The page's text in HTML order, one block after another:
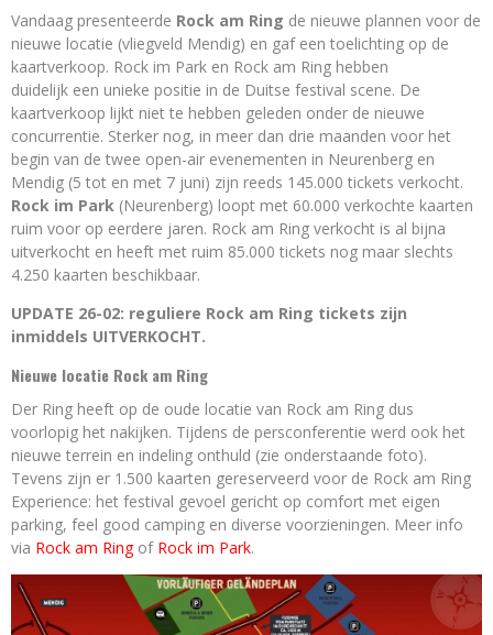
Vandaag presenteerde Rock am Ring de nieuwe plannen voor de
nieuwe locatie (vliegveld Mendig) en gaf een toelichting op de
kaartverkoop. Rock im Park en Rock am Ring hebben
duidelijk een unieke positie in de Duitse festival scene. De
kaartverkoop lijkt niet te hebben geleden onder de nieuwe
concurrentie. Sterker nog, in meer dan drie maanden voor het
begin van de twee open-air evenementen in Neurenberg en
Mendig (5 tot en met 7 juni) zijn reeds 145.000 tickets verkocht.
Rock im Park (Neurenberg) loopt met 60.000 verkochte kaarten
ruim voor op eerdere jaren. Rock am Ring verkocht is al bijna
uitverkocht en heeft met ruim 85.000 tickets nog maar slechts
4.250 kaarten beschikbaar.
UPDATE 26-02: reguliere Rock am Ring tickets zijn
inmiddels UITVERKOCHT.
Nieuwe locatie Rock am Ring
Der Ring heeft op de oude locatie van Rock am Ring dus
voorlopig het nakijken. Tijdens de persconferentie werd ook het
nieuwe terrein en indeling onthuld (zie onderstaande foto).
Tevens zijn er 1.500 kaarten gereserveerd voor de Rock am Ring
Experience: het festival gevoel gericht op comfort met eigen
parking, feel good camping en diverse voorzieningen. Meer info
via Rock am Ringof Rock im Park.